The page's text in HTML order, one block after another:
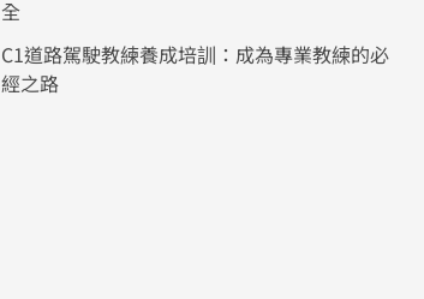
全
C1道路駕駛教練養成培訓：成為專業教練的必
經之路